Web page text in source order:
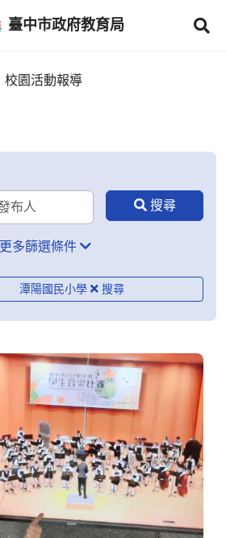
臺中市政府教育局
校園活動報導
更多篩選條件
潭陽國民小學